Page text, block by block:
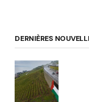
DERNIÈRES